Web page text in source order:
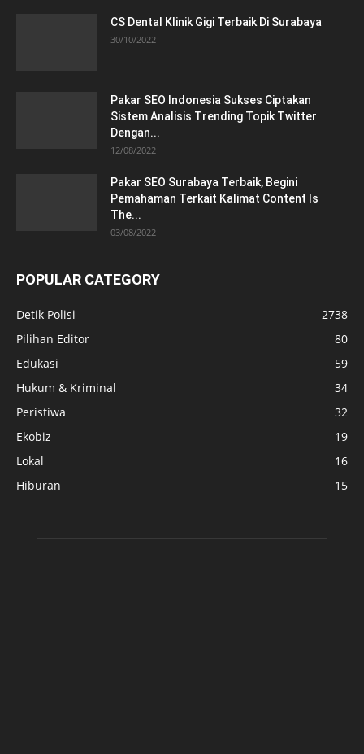
CS Dental Klinik Gigi Terbaik Di Surabaya
30/10/2022
Pakar SEO Indonesia Sukses Ciptakan
Sistem Analisis Trending Topik Twitter
Dengan...
12/08/2022
Pakar SEO Surabaya Terbaik, Begini
Pemahaman Terkait Kalimat Content Is
The...
03/08/2022
POPULAR CATEGORY
Detik Polisi
2738
Pilihan Editor
80
Edukasi
59
Hukum & Kriminal
34
Peristiwa
32
Ekobiz
19
Lokal
16
Hiburan
15